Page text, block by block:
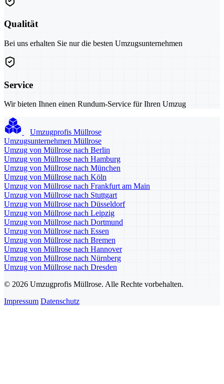
Qualität
Bei uns erhalten Sie nur die besten Umzugsunternehmen
Service
Wir bieten Ihnen einen Rundum-Service für Ihren Umzug
Umzugprofis Müllrose
Umzugsunternehmen Müllrose
Umzug von Müllrose nach Berlin
Umzug von Müllrose nach Hamburg
Umzug von Müllrose nach München
Umzug von Müllrose nach Köln
Umzug von Müllrose nach Frankfurt am Main
Umzug von Müllrose nach Stuttgart
Umzug von Müllrose nach Düsseldorf
Umzug von Müllrose nach Leipzig
Umzug von Müllrose nach Dortmund
Umzug von Müllrose nach Essen
Umzug von Müllrose nach Bremen
Umzug von Müllrose nach Hannover
Umzug von Müllrose nach Nürnberg
Umzug von Müllrose nach Dresden
© 2026 Umzugprofis Müllrose. Alle Rechte vorbehalten.
Impressum Datenschutz